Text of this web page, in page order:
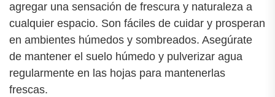
agregar una sensación de frescura y naturaleza a
cualquier espacio. Son fáciles de cuidar y prosperan
en ambientes húmedos y sombreados. Asegúrate
de mantener el suelo húmedo y pulverizar agua
regularmente en las hojas para mantenerlas
frescas.